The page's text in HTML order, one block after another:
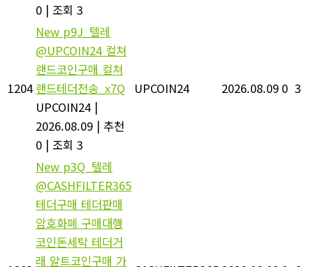
0 | 조회 3
1204
New p9J_텔레
@UPCOIN24 컬쳐
랜드코인구매 컬쳐
랜드테더전송_x7Q
UPCOIN24 |
2026.08.09 | 추천
0 | 조회 3
UPCOIN24 2026.08.09 0 3
New p3Q_텔레
@CASHFILTER365
테더구매 테더판매
암호화폐 구매대행
코인돈세탁 테더거
래 알트코인구매 가